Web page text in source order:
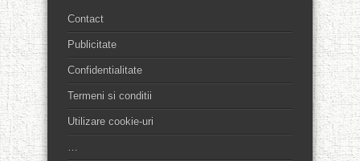
Contact
Publicitate
Confidentialitate
Termeni si conditii
Utilizare cookie-uri
…